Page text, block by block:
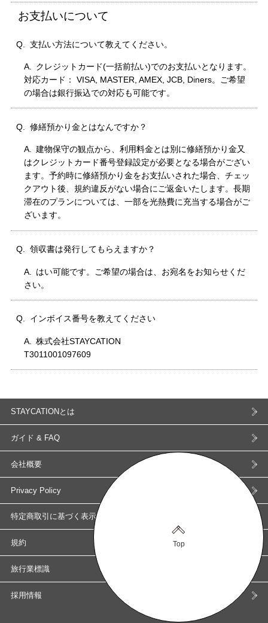
お支払いについて
支払い方法について教えてください。
クレジットカード(一括前払い)でのお支払いとなります。
対応カード： VISA, MASTER, AMEX, JCB, Diners。ご希望
の場合は銀行振込での対応も可能です。
修繕預かり金とはなんですか？
建物保守の観点から、利用料金とは別に修繕預かり金又
はクレジットカード番号登録設定が必要となる場合がござい
ます。予約時に修繕預かり金をお支払いされた場合、チェッ
クアウト後、規約違反がない場合にご返金いたします。長期
滞在のプランについては、一部を光熱費に充当する場合がご
ざいます。
領収書は発行してもらえますか？
はい可能です。ご希望の場合は、お宛名をお知らせくだ
さい。
インボイス番号を教えてください
株式会社STAYCATION
T3011001097609
STAYCATIONとは
ガイド & FAQ
会社概要
Privacy Policy
特定商取引に基づく表示
規約
旅行業標識
採用情報
Top